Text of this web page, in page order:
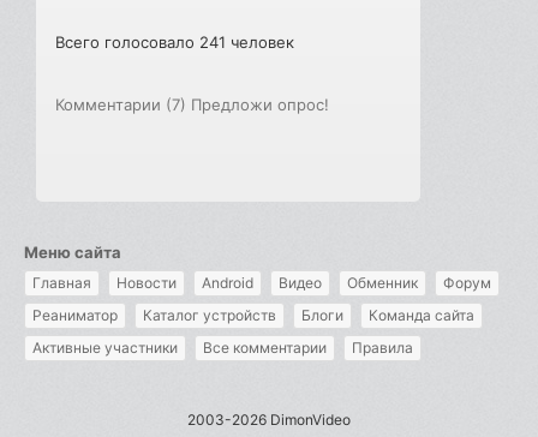
Всего голосовало 241 человек
Комментарии (7) Предложи опрос!
Меню сайта
Главная Новости Android Видео Обменник
Форум
Реаниматор
Каталог устройств Блоги
Команда сайта
Активные участники
Все комментарии Правила
2003-2026 DimonVideo